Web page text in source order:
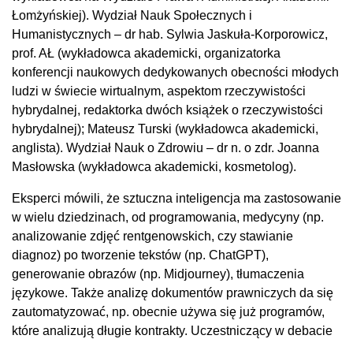
Łomżyńskiej). Wydział Nauk Społecznych i
Humanistycznych – dr hab. Sylwia Jaskuła-Korporowicz,
prof. AŁ (wykładowca akademicki, organizatorka
konferencji naukowych dedykowanych obecności młodych
ludzi w świecie wirtualnym, aspektom rzeczywistości
hybrydalnej, redaktorka dwóch książek o rzeczywistości
hybrydalnej); Mateusz Turski (wykładowca akademicki,
anglista). Wydział Nauk o Zdrowiu – dr n. o zdr. Joanna
Masłowska (wykładowca akademicki, kosmetolog).
Eksperci mówili, że sztuczna inteligencja ma zastosowanie
w wielu dziedzinach, od programowania, medycyny (np.
analizowanie zdjęć rentgenowskich, czy stawianie
diagnoz) po tworzenie tekstów (np. ChatGPT),
generowanie obrazów (np. Midjourney), tłumaczenia
językowe. Także analizę dokumentów prawniczych da się
zautomatyzować, np. obecnie używa się już programów,
które analizują długie kontrakty. Uczestniczący w debacie